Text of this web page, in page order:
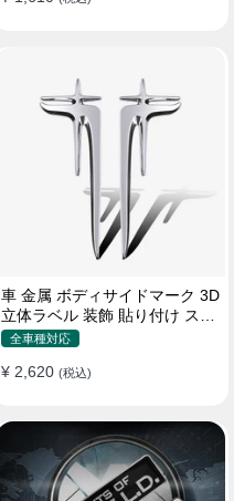
車 金属 ボディサイドマーク 3D
立体ラベル 装飾 貼り付け ステ
ッカー
全車種対応
¥ 2,620 (税込)